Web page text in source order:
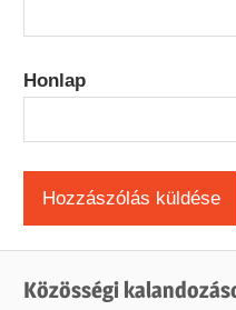
Honlap
Közösségi